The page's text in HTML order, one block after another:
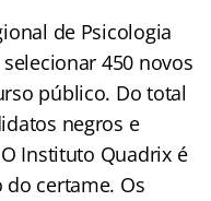
de Psicologia
selecionar 450 novos
público. Do total
negros e
Instituto Quadrix é
do certame. Os